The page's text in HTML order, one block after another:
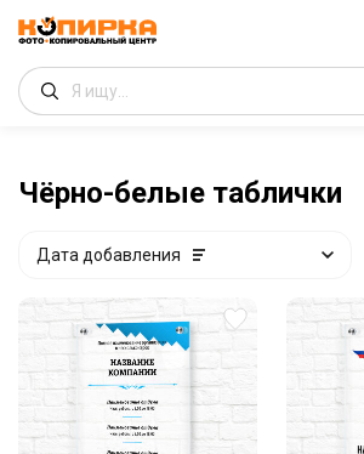
Чёрно-белые таблички
Дата добавления